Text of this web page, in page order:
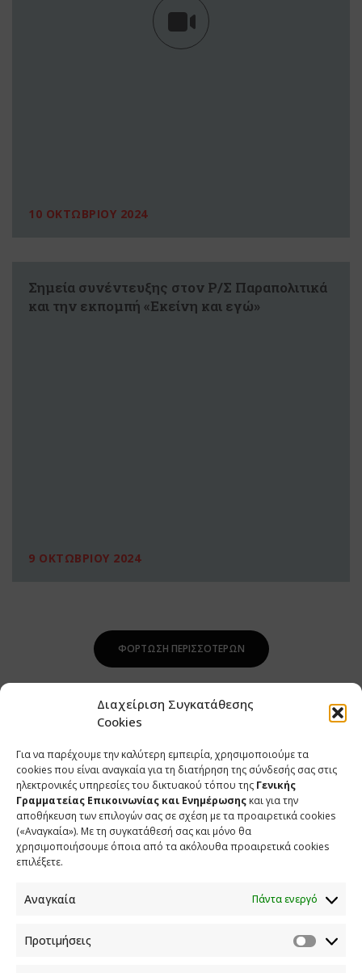
Διαχείριση Συγκατάθεσης
Cookies
Για να παρέχουμε την καλύτερη εμπειρία, χρησιμοποιούμε τα
cookies που είναι αναγκαία για τη διατήρηση της σύνδεσής σας στις
ηλεκτρονικές υπηρεσίες του δικτυακού τόπου της Γενικής
Γραμματείας Επικοινωνίας και Ενημέρωσης και για την
αποθήκευση των επιλογών σας σε σχέση με τα προαιρετικά cookies
(«Αναγκαία»). Με τη συγκατάθεσή σας και μόνο θα
χρησιμοποιήσουμε όποια από τα ακόλουθα προαιρετικά cookies
επιλέξετε.
Αναγκαία Πάντα ενεργό
Προτιμήσεις
10 ΟΚΤΩΒΡΙΟΥ 2024
Σημεία συνέντευξης στον Ρ/Σ Παραπολιτικά
και την εκπομπή «Εκείνη και εγώ»
9 ΟΚΤΩΒΡΙΟΥ 2024
ΦΌΡΤΩΣΗ ΠΕΡΙΣΣΌΤΕΡΩΝ
ΕΠΙΚΟΙΝΩΝΙΑ
Φραγκούδη 11 & Αλεξάνδρου Πάντου
info.media@media.gov.gr